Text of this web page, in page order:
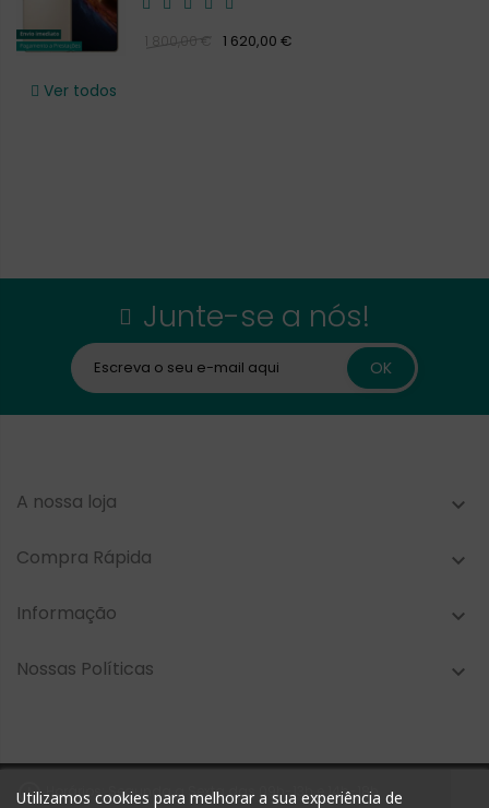
1 800,00 € 1 620,00 €
Ver todos
Utilizamos cookies para melhorar a sua experiência de
Junte-se a nós!
A nossa loja 
Compra Rápida 
Informação 
Nossas Políticas 
Horários: Segunda a Sexta das 09h-13h e 14h-18h